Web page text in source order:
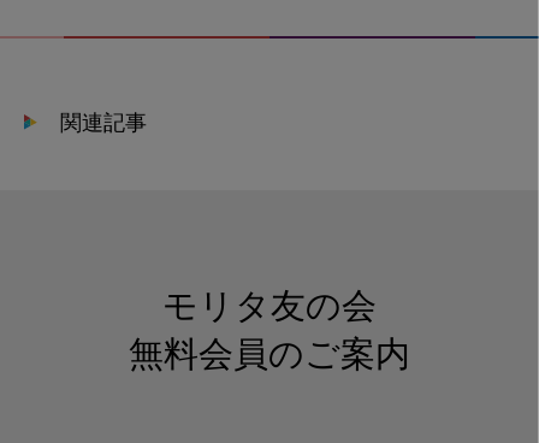
関連記事
モリタ友の会
無料会員のご案内